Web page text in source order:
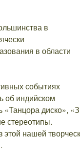
в
в области
событиях
об индийском
«Танцора диско»,
стереотипы.
нашей